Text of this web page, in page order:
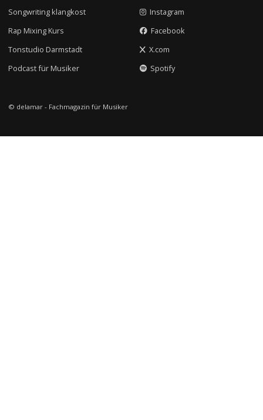
Songwriting klangkost
Rap Mixing Kurs
Tonstudio Darmstadt
Podcast für Musiker
Instagram
Facebook
X.com
Spotify
© delamar - Fachmagazin für Musiker